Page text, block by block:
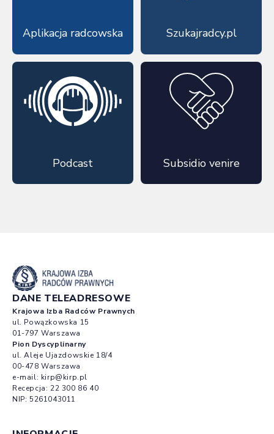
Aplikacja radcowska Szukajradcy.pl
Podcast Subsidio venire
DANE TELEADRESOWE
Krajowa Izba Radców Prawnych
ul. Powązkowska 15
01-797 Warszawa
Pion Dyscyplinarny
ul. Aleje Ujazdowskie 18/4
00-478 Warszawa
e-mail: kirp@kirp.pl
Recepcja: 22 300 86 40
NIP: 5261043011